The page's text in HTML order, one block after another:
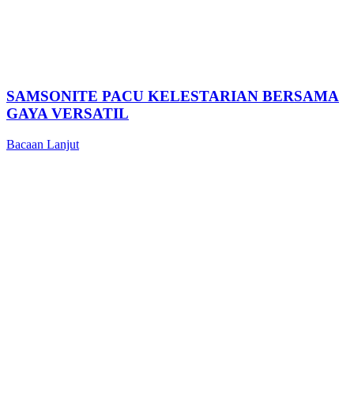
SAMSONITE PACU KELESTARIAN BERSAMA
GAYA VERSATIL
Bacaan Lanjut